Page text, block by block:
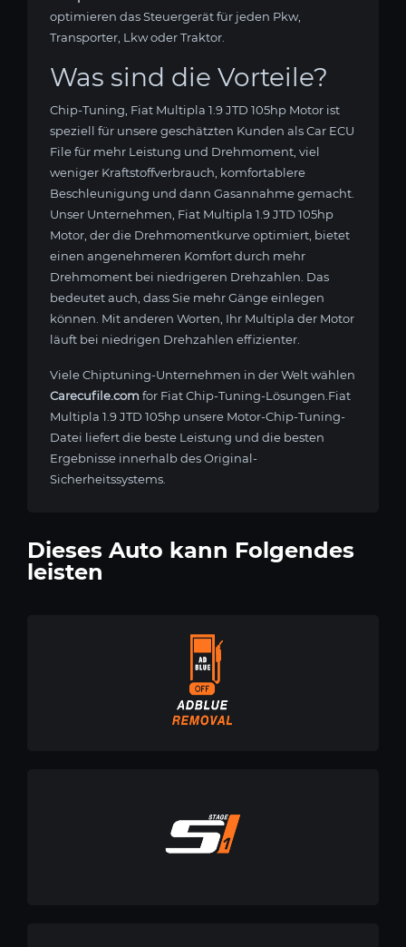
optimieren das Steuergerät für jeden Pkw,
Transporter, Lkw oder Traktor.
Was sind die Vorteile?
Chip-Tuning, Fiat Multipla 1.9 JTD 105hp Motor ist
speziell für unsere geschätzten Kunden als Car ECU
File für mehr Leistung und Drehmoment, viel
weniger Kraftstoffverbrauch, komfortablere
Beschleunigung und dann Gasannahme gemacht.
Unser Unternehmen, Fiat Multipla 1.9 JTD 105hp
Motor, der die Drehmomentkurve optimiert, bietet
einen angenehmeren Komfort durch mehr
Drehmoment bei niedrigeren Drehzahlen. Das
bedeutet auch, dass Sie mehr Gänge einlegen
können. Mit anderen Worten, Ihr Multipla der Motor
läuft bei niedrigen Drehzahlen effizienter.
Viele Chiptuning-Unternehmen in der Welt wählen
Carecufile.com for Fiat Chip-Tuning-Lösungen.Fiat
Multipla 1.9 JTD 105hp unsere Motor-Chip-Tuning-
Datei liefert die beste Leistung und die besten
Ergebnisse innerhalb des Original-
Sicherheitssystems.
Dieses Auto kann Folgendes
leisten